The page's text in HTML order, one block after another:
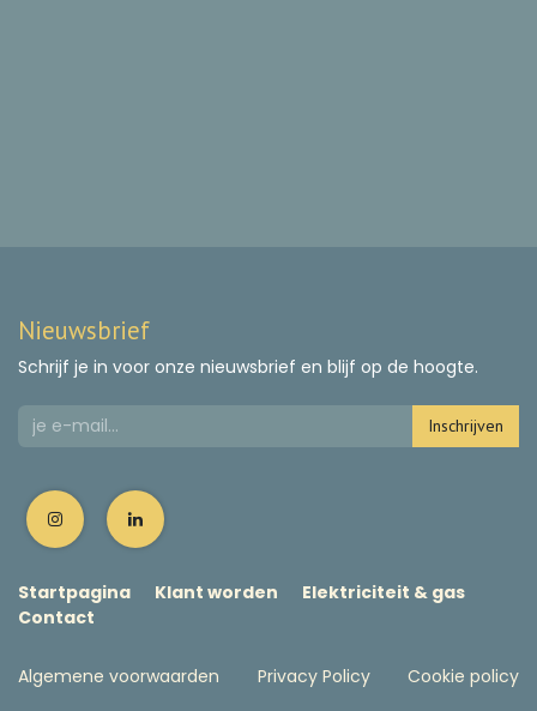
Nieuwsbrief
Schrijf je in voor onze nieuwsbrief en blijf op de hoogte.
Inschrijven
Startpagina Klant worden
Elektriciteit & gas
Contact
Algemene voorwaarden Privacy Policy Cookie policy